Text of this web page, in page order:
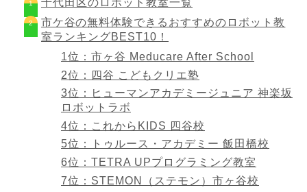
千代田区のロボット教室一覧
市ケ谷の無料体験できるおすすめのロボット教
室ランキングBEST10！
1位：市ヶ谷 Meducare After School
2位：四谷 こどもクリエ塾
3位：ヒューマンアカデミージュニア 神楽坂
ロボットラボ
4位：これからKIDS 四谷校
5位：トゥルース・アカデミー 飯田橋校
6位：TETRA UPプログラミング教室
7位：STEMON（ステモン）市ヶ谷校